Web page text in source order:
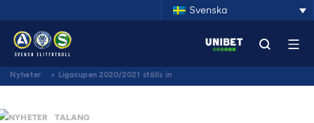
Svenska
Nyheter > Ligacupen 2020/2021 ställs in
NYHETER TALANG